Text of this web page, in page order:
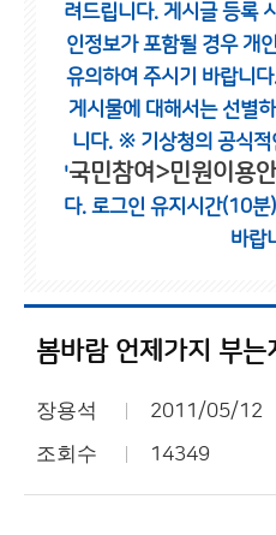
려드립니다. 게시글 등록
인정보가 포함될 경우 개
유의하여 주시기 바랍니
게시물에 대해서는 선별
니다. ※ 기상청의 공식적
'국민참여>민원이용
다. 로그인 유지시간(10분
바랍
봄바람 언제가지 부는
장용석 2011/05/12
조회수 14349